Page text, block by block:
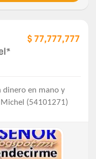
$ 77,777,777
dinero en mano y
(54101271)